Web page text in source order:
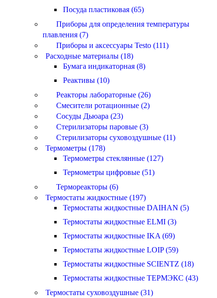
Посуда пластиковая (65)
Приборы для определения температуры
плавления (7)
Приборы и аксессуары Testo (111)
Расходные материалы (18)
Бумага индикаторная (8)
Реактивы (10)
Реакторы лабораторные (26)
Смесители ротационные (2)
Сосуды Дьюара (23)
Стерилизаторы паровые (3)
Стерилизаторы суховоздушные (11)
Термометры (178)
Термометры стеклянные (127)
Термометры цифровые (51)
Термореакторы (6)
Термостаты жидкостные (197)
Термостаты жидкостные DAIHAN (5)
Термостаты жидкостные ELMI (3)
Термостаты жидкостные IKA (69)
Термостаты жидкостные LOIP (59)
Термостаты жидкостные SCIENTZ (18)
Термостаты жидкостные ТЕРМЭКС (43)
Термостаты суховоздушные (31)